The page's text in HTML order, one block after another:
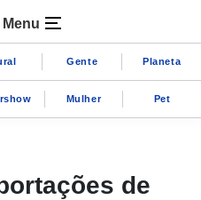
Menu
Gente Planeta
Mulher Pet
de